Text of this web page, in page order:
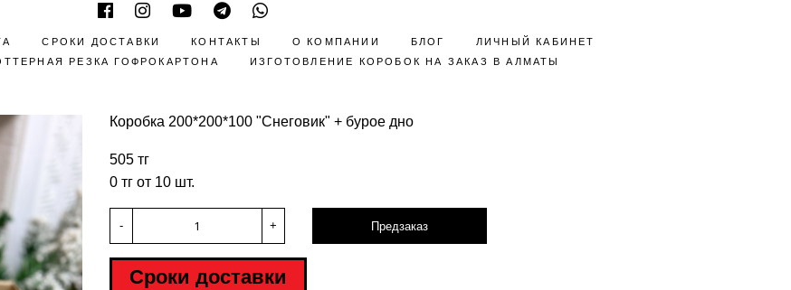
СРОКИ ДОСТАВКИ КОНТАКТЫ О КОМПАНИИ БЛОГ
ЛИЧНЫЙ КАБИНЕТ
РЕЗКА ГОФРОКАРТОНА ИЗГОТОВЛЕНИЕ КОРОБОК НА ЗАКАЗ В АЛМАТЫ
Коробка 200*200*100 "Снеговик" + бурое дно
505 тг
0 тг от 10 шт.
- + Предзаказ
Сроки доставки